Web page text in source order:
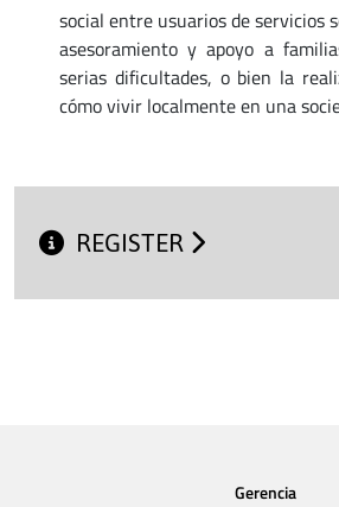
social entre usuarios de servicios
asesoramiento y apoyo a
serias dificultades, o bien la
cómo vivir localmente en una
REGISTER
Gerencia